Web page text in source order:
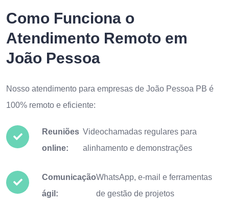
Como Funciona o
Atendimento Remoto em
João Pessoa
Nosso atendimento para empresas de João Pessoa PB é
100% remoto e eficiente:
Reuniões
online:
Videochamadas regulares para
alinhamento e demonstrações
Comunicação
ágil:
WhatsApp, e-mail e ferramentas
de gestão de projetos